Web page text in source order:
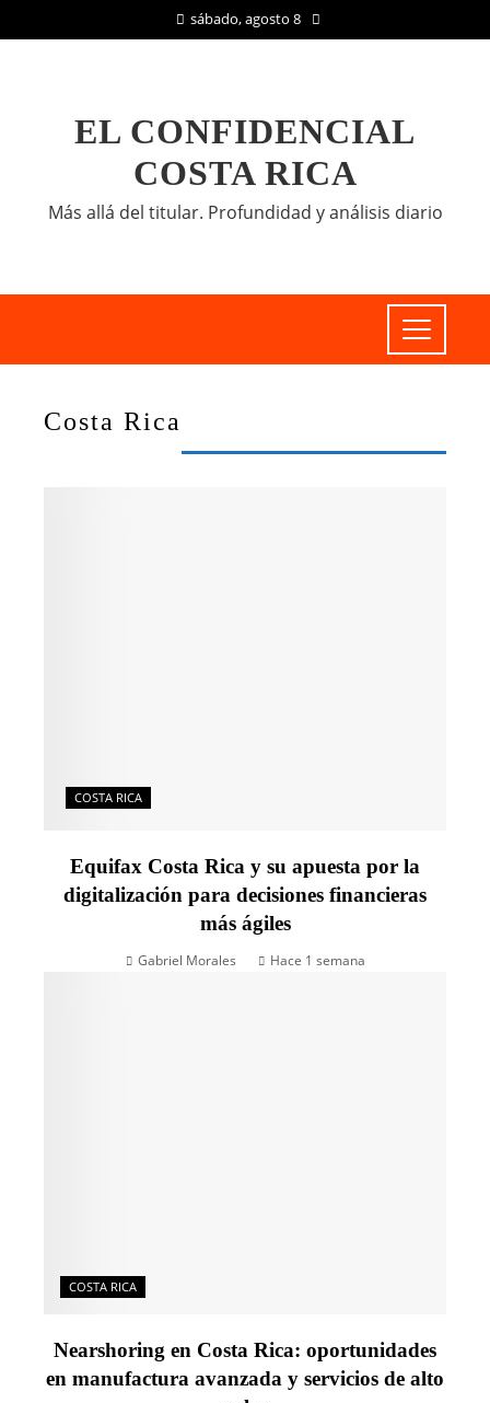
sábado, agosto 8
EL CONFIDENCIAL
COSTA RICA
Más allá del titular. Profundidad y análisis diario
Costa Rica
COSTA RICA
Equifax Costa Rica y su apuesta por la
digitalización para decisiones financieras
más ágiles
Gabriel Morales Hace 1 semana
COSTA RICA
Nearshoring en Costa Rica: oportunidades
en manufactura avanzada y servicios de alto